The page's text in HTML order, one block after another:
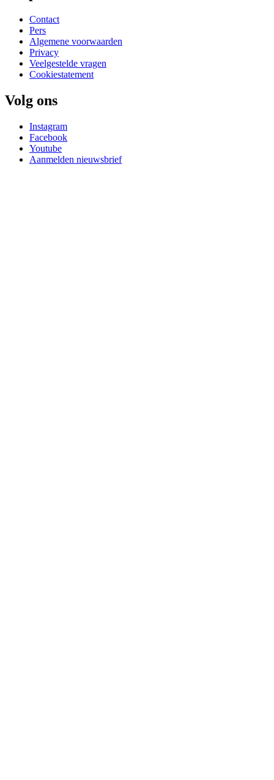
Contact
Pers
Algemene voorwaarden
Privacy
Veelgestelde vragen
Cookiestatement
Volg ons
Instagram
Facebook
Youtube
Aanmelden nieuwsbrief